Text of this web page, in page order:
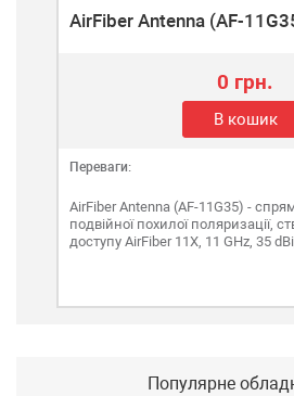
AirFiber Antenna (AF-
0 грн.
В кошик
Переваги:
AirFiber Antenna (AF-11G35) -
подвійної похилої поляризації,
доступу AirFiber 11Х, 11 GHz, 35
Популярне